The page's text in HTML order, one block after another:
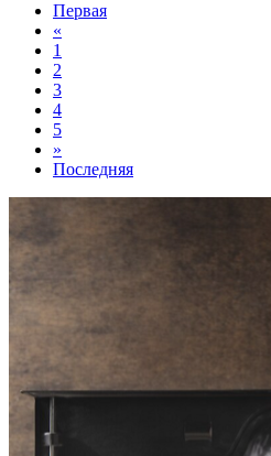
Первая
«
1
2
3
4
5
»
Последняя